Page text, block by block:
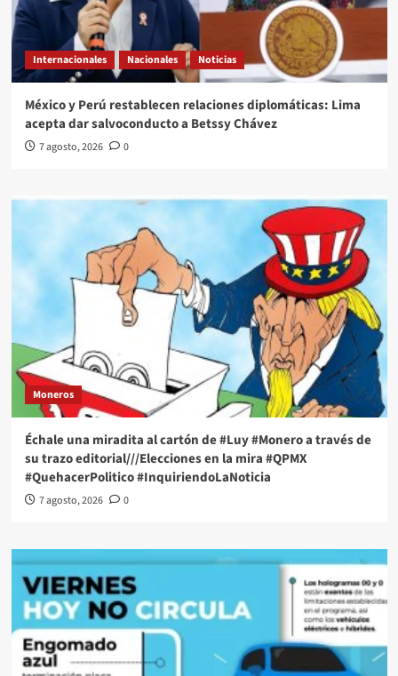
Internacionales Nacionales Noticias
México y Perú restablecen relaciones diplomáticas: Lima
acepta dar salvoconducto a Betssy Chávez
7 agosto, 2026 0
Moneros
Échale una miradita al cartón de #Luy #Monero a través de
su trazo editorial///Elecciones en la mira #QPMX
#QuehacerPolitico #InquiriendoLaNoticia
7 agosto, 2026 0